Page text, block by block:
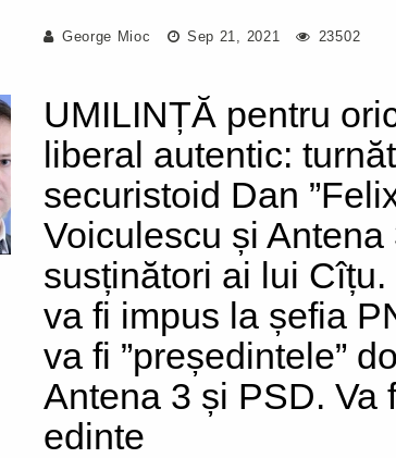
George Mioc Sep 21, 2021 23502
UMILINȚĂ pentru
liberal autentic:
securistoid Dan
Voiculescu și Antena
susținători ai lui Cîțu.
va fi impus la șefia
va fi ”președintele”
Antena 3 și PSD. Va
edinte